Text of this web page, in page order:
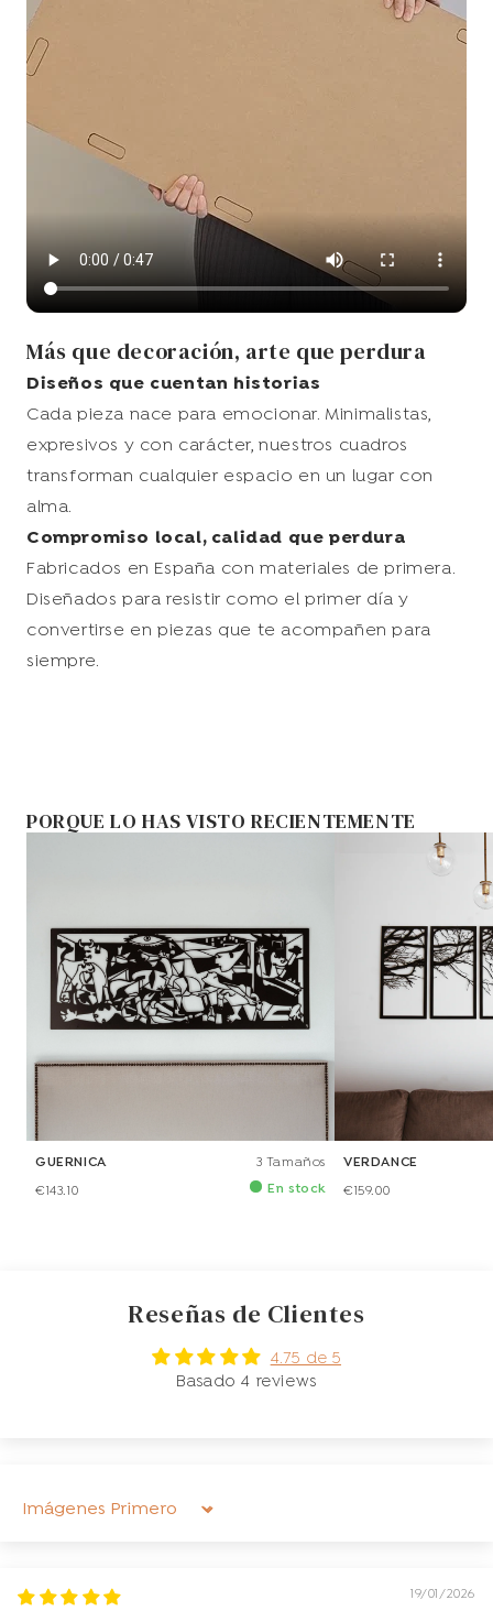
Más que decoración, arte que perdura
Diseños que cuentan historias
Cada pieza nace para emocionar. Minimalistas,
expresivos y con carácter, nuestros cuadros
transforman cualquier espacio en un lugar con
alma.
Compromiso local, calidad que perdura
Fabricados en España con materiales de primera.
Diseñados para resistir como el primer día y
convertirse en piezas que te acompañen para
siempre.
PORQUE LO HAS VISTO RECIENTEMENTE
GUERNICA
€143.10
3 Tamaños
En stock
VERDANCE
€159.00
Reseñas de Clientes
4.75 de 5
Basado 4 reviews
Sort by
19/01/2026
I WANT MY DISCOUNT